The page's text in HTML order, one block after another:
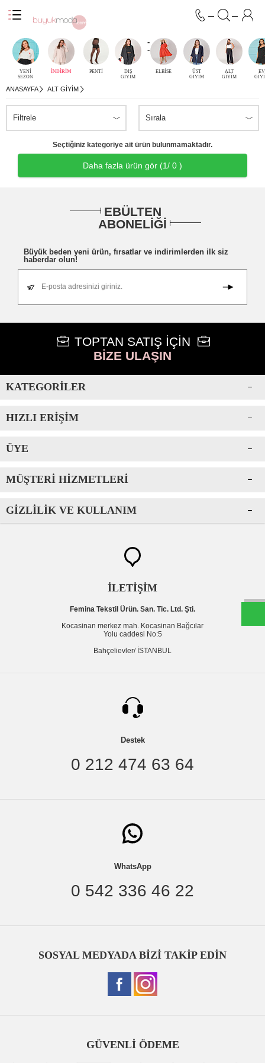
YENİ
SEZON
İNDİRİM PENTİ
DIŞ
GİYİM
-
-
ELBİSE
ÜST
GİYİM
ALT
GİYİM
EV
ANASAYFA ALT GIYIM
Filtrele Sırala
Seçtiğiniz kategoriye ait ürün bulunmamaktadır.
Daha fazla ürün gör (1/ 0 )
EBÜLTEN
ABONELİĞİ
Büyük beden yeni ürün, fırsatlar ve indirimlerden ilk siz
haberdar olun!
E-posta adresinizi giriniz.
TOPTAN SATIŞ İÇİN
BİZE ULAŞIN
KATEGORILER
HIZLI ERIŞIM
ÜYE
MÜŞTERI HIZMETLERI
GIZLILIK VE KULLANIM
İLETİŞİM
Femina Tekstil Ürün. San. Tic. Ltd. Şti.
Kocasinan merkez mah. Kocasinan Bağcılar
Yolu caddesi No:5
Bahçelievler/ İSTANBUL
Destek
0 212 474 63 64
WhatsApp
0 542 336 46 22
SOSYAL MEDYADA BİZİ TAKİP EDİN
GÜVENLİ ÖDEME